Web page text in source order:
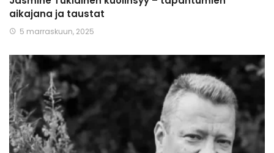
aikajana ja taustat
5 marraskuun, 2025